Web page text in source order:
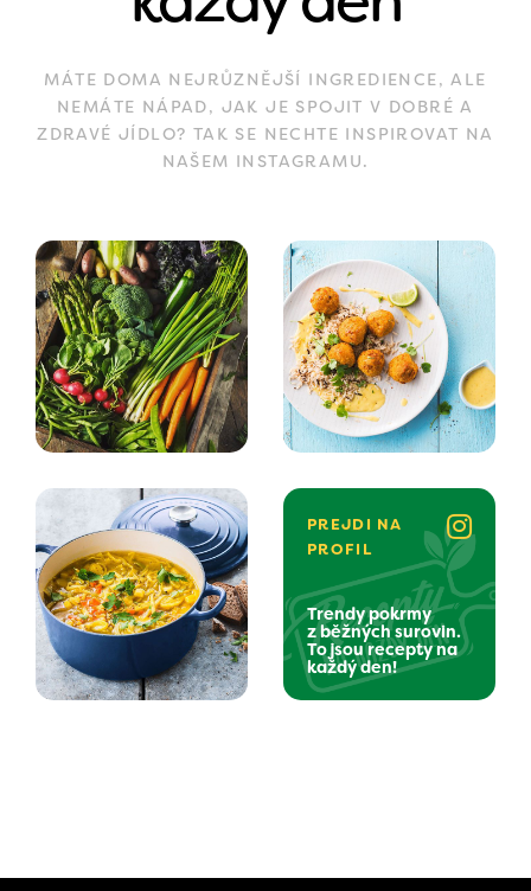
MÁTE DOMA NEJRŮZNĚJŠÍ INGREDIENCE, ALE
NEMÁTE NÁPAD, JAK JE SPOJIT V DOBRÉ A
ZDRAVÉ JÍDLO? TAK SE NECHTE INSPIROVAT NA
NAŠEM INSTAGRAMU.
PREJDI NA
PROFIL
Trendy pokrmy
z běžných surovin.
To jsou recepty na
každý den!